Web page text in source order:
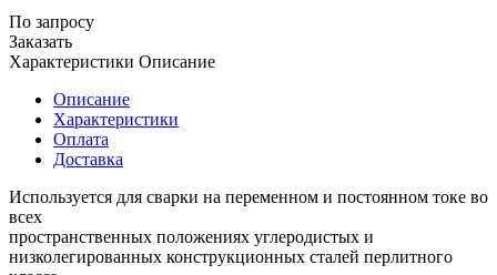
По запросу
Заказать
Характеристики Описание
Описание
Характеристики
Оплата
Доставка
Используется для cварки на переменном и постоянном токе во
всех
пространственных положениях углеродистых и
низколегированных конструкционных сталей перлитного